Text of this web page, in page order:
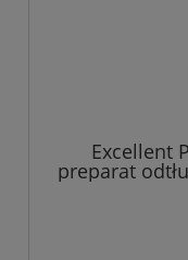
Excellent
preparat